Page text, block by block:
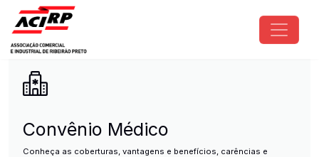
Pular para o conteúdo principal
ACIRP - Associação Comercial
Convênio Médico
Conheça as coberturas, vantagens e benefícios, carências e